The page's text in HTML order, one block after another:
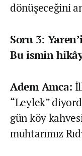
dönüşeceğini
Soru 3:
Bu ismin
Adem Amca:
“Leylek”
gün köy
muhtarımız